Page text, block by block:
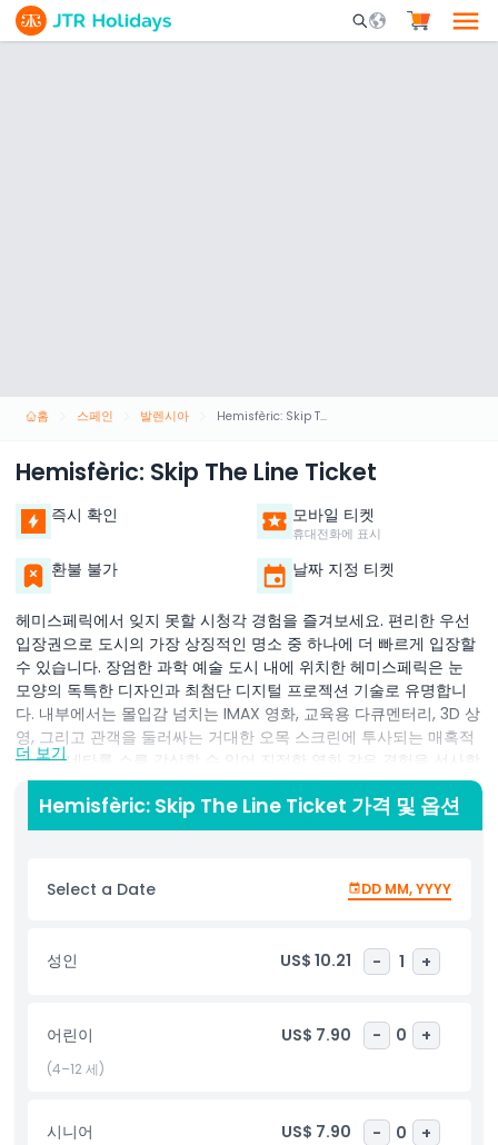
Mobile Search
홈 스페인 발렌시아 Hemisfèric: Skip The Line Ticket
Hemisfèric: Skip The Line Ticket
즉시 확인 모바일 티켓
휴대전화에 표시
환불 불가 날짜 지정 티켓
헤미스페릭에서 잊지 못할 시청각 경험을 즐겨보세요. 편리한 우선
입장권으로 도시의 가장 상징적인 명소 중 하나에 더 빠르게 입장할
수 있습니다. 장엄한 과학 예술 도시 내에 위치한 헤미스페릭은 눈
모양의 독특한 디자인과 최첨단 디지털 프로젝션 기술로 유명합니
다. 내부에서는 몰입감 넘치는 IMAX 영화, 교육용 다큐멘터리, 3D 상
영, 그리고 관객을 둘러싸는 거대한 오목 스크린에 투사되는 매혹적
인 플라네타륨 쇼를 감상할 수 있어 진정한 영화 같은 경험을 선사합
니다. 가족, 커플, 호기심 많은 여행객 모두에게 완벽한 이 명소는 엔
터테인먼트, 과학, 문화가 독특한 환경 속에서 결합되어 있습니다. 우
선입장권 덕분에 시간 절약과 긴 입장 대기줄을 피할 수 있어 방문을
험하든, 각 프레젠테이션은 모든 연령대 방문객을 사로잡을 수 있도
록 인상적인 시각과 음향을 제공합니다. 헤미스페릭 방문은 발렌시
육적 즐거움이 조화롭게 어우러진 기억에 남을 체험을 제공합니다.
포함 사항
아동 성인 정책
더 보기
Hemisfèric: Skip The Line Ticket 가격 및 옵션
Select a Date DD MM, YYYY
성인 US$ 10.21 - 1 +
어린이 US$ 7.90 - 0 +
(4–12 세)
시니어 US$ 7.90 - 0 +